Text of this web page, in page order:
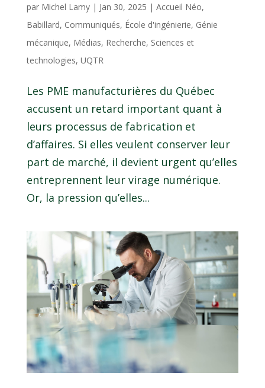
par Michel Lamy| Jan 30, 2025 | Accueil Néo,
Babillard, Communiqués, École d'ingénierie, Génie
mécanique, Médias, Recherche, Sciences et
technologies, UQTR
Les PME manufacturières du Québec
accusent un retard important quant à
leurs processus de fabrication et
d’affaires. Si elles veulent conserver leur
part de marché, il devient urgent qu’elles
entreprennent leur virage numérique.
Or, la pression qu’elles...